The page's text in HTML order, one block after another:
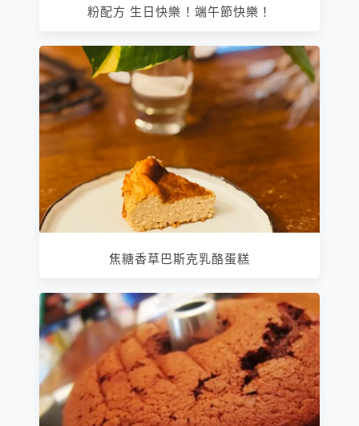
粉配方 生日快樂！端午節快樂！
焦糖香草巴斯克乳酪蛋糕